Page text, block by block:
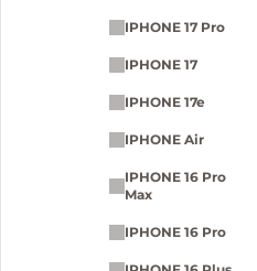
IPHONE 17 Pro
IPHONE 17
IPHONE 17e
IPHONE Air
IPHONE 16 Pro
Max
IPHONE 16 Pro